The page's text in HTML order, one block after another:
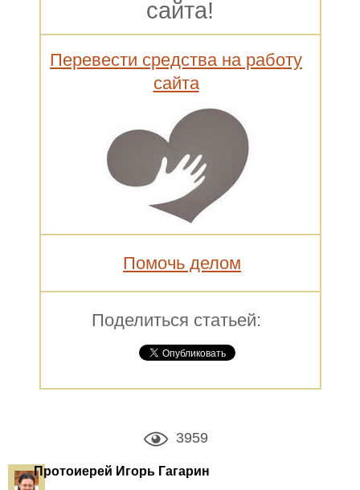
сайта!
Перевести средства на работу
сайта
Помочь делом
Поделиться статьей:
3959
Протоиерей Игорь Гагарин